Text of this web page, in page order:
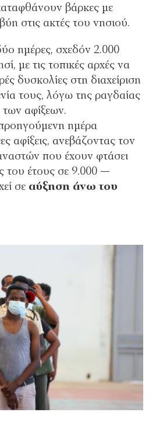
βάρκες με
στις ακτές του νησιού.
ημέρες, σχεδόν 2.000
με τις τοπικές αρχές να
δυσκολίες στη διαχείριση
τους, λόγω της ραγδαίας
αφίξεων.
ημέρα
αφίξεις, ανεβάζοντας τον
που έχουν φτάσει
του έτους σε 9.000 —
σε αύξηση άνω του